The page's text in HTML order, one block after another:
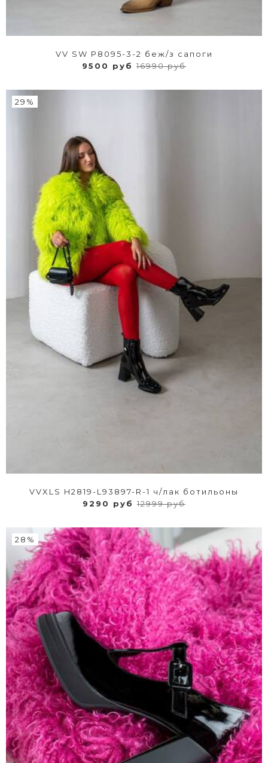
VV SW P8095-3-2 беж/з сапоги
9500 руб 16990 руб
29%
VVXLS H2819-L93897-R-1 ч/лак ботильоны
9290 руб 12999 руб
28%